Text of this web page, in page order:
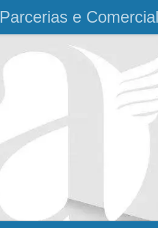
Parcerias e Comercial